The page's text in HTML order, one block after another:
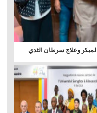
وعلاج سرطان الثدي